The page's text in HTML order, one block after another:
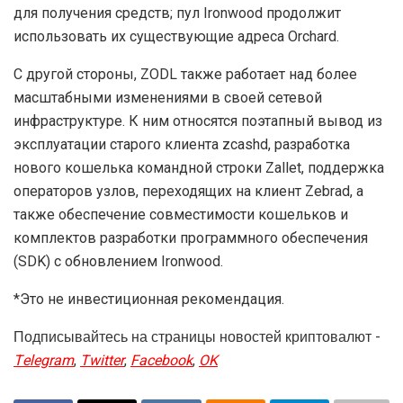
для получения средств; пул Ironwood продолжит
использовать их существующие адреса Orchard.
С другой стороны, ZODL также работает над более
масштабными изменениями в своей сетевой
инфраструктуре. К ним относятся поэтапный вывод из
эксплуатации старого клиента zcashd, разработка
нового кошелька командной строки Zallet, поддержка
операторов узлов, переходящих на клиент Zebrad, а
также обеспечение совместимости кошельков и
комплектов разработки программного обеспечения
(SDK) с обновлением Ironwood.
*Это не инвестиционная рекомендация.
Подписывайтесь на страницы новостей криптовалют -
Telegram,Twitter,Facebook,OK